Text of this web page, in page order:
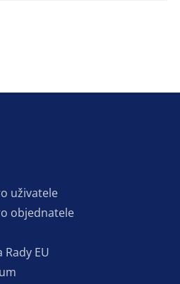
uživatele
objednatele
EU